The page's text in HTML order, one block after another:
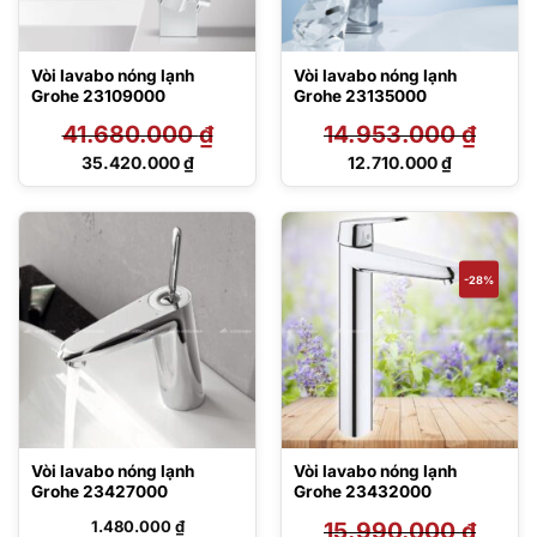
Vòi lavabo nóng lạnh
Grohe 23109000
41.680.000₫
Giá
41.680.000 ₫.
35.420.000₫
Giá
35.420.000 ₫.
Vòi lavabo nóng lạnh
Grohe 23135000
14.953.000₫
Giá
14.953.000 ₫.
12.710.000₫
Giá
tại
12.710.000 ₫.
Vòi lavabo nóng lạnh
Grohe 23427000
1.480.000₫
-28%
Vòi lavabo nóng lạnh
Grohe 23432000
15.990.000₫